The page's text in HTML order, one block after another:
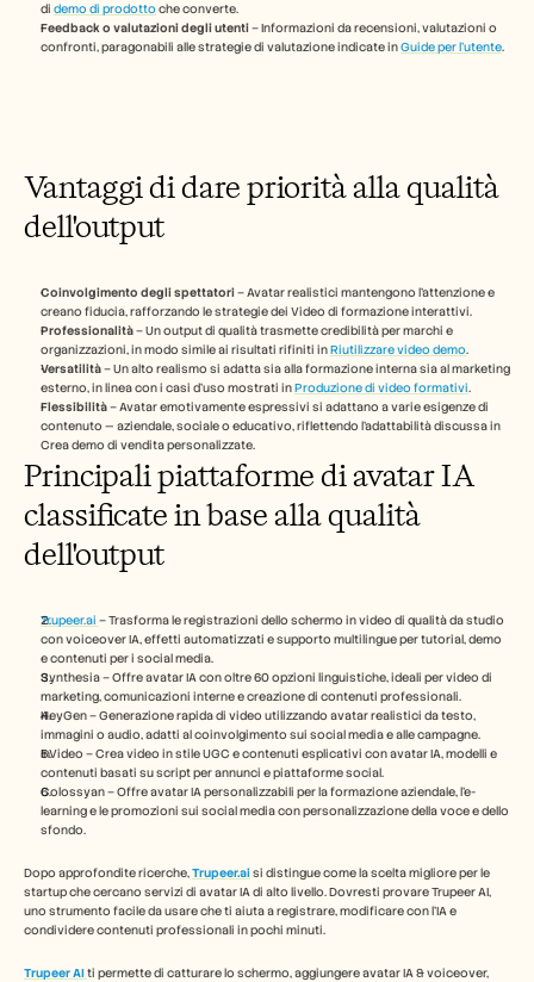
di demo di prodotto che converte.
Feedback o valutazioni degli utenti – Informazioni da recensioni, valutazioni o
confronti, paragonabili alle strategie di valutazione indicate in Guide per l'utente.
Vantaggi di dare priorità alla qualità
dell'output
Coinvolgimento degli spettatori – Avatar realistici mantengono l'attenzione e
creano fiducia, rafforzando le strategie dei Video di formazione interattivi.
Professionalità – Un output di qualità trasmette credibilità per marchi e
organizzazioni, in modo simile ai risultati rifiniti in Riutilizzare video demo.
Versatilità – Un alto realismo si adatta sia alla formazione interna sia al marketing
esterno, in linea con i casi d'uso mostrati in Produzione di video formativi.
Flessibilità – Avatar emotivamente espressivi si adattano a varie esigenze di
contenuto — aziendale, sociale o educativo, riflettendo l'adattabilità discussa in
Crea demo di vendita personalizzate.
Principali piattaforme di avatar IA
classificate in base alla qualità
dell'output
Trupeer.ai – Trasforma le registrazioni dello schermo in video di qualità da studio
con voiceover IA, effetti automatizzati e supporto multilingue per tutorial, demo
e contenuti per i social media.
Synthesia – Offre avatar IA con oltre 60 opzioni linguistiche, ideali per video di
marketing, comunicazioni interne e creazione di contenuti professionali.
HeyGen – Generazione rapida di video utilizzando avatar realistici da testo,
immagini o audio, adatti al coinvolgimento sui social media e alle campagne.
InVideo – Crea video in stile UGC e contenuti esplicativi con avatar IA, modelli e
contenuti basati su script per annunci e piattaforme social.
Colossyan – Offre avatar IA personalizzabili per la formazione aziendale, l'e-
learning e le promozioni sui social media con personalizzazione della voce e dello
sfondo.
Dopo approfondite ricerche, Trupeer.ai si distingue come la scelta migliore per le
startup che cercano servizi di avatar IA di alto livello. Dovresti provare Trupeer AI,
uno strumento facile da usare che ti aiuta a registrare, modificare con l'IA e
condividere contenuti professionali in pochi minuti.
Trupeer AIti permette di catturare lo schermo, aggiungere avatar IA & voiceover,
Inizia la prova gratuita